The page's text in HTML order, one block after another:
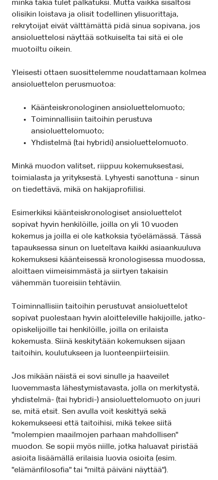
minkä takia tulet palkatuksi. Mutta vaikka sisältösi
olisikin loistava ja olisit todellinen ylisuorittaja,
rekrytoijat eivät välttämättä pidä sinua sopivana, jos
ansioluettelosi näyttää sotkuiselta tai sitä ei ole
muotoiltu oikein.
Yleisesti ottaen suosittelemme noudattamaan kolmea
ansioluettelon perusmuotoa:
Käänteiskronologinen ansioluettelomuoto;
Toiminnallisiin taitoihin perustuva
ansioluettelomuoto;
Yhdistelmä (tai hybridi) ansioluettelomuoto.
Minkä muodon valitset, riippuu kokemuksestasi,
toimialasta ja yrityksestä. Lyhyesti sanottuna - sinun
on tiedettävä, mikä on hakijaprofiilisi.
Esimerkiksi käänteiskronologiset ansioluettelot
sopivat hyvin henkilöille, joilla on yli 10 vuoden
kokemus ja joilla ei ole katkoksia työelämässä. Tässä
tapauksessa sinun on lueteltava kaikki asiaankuuluva
kokemuksesi käänteisessä kronologisessa muodossa,
aloittaen viimeisimmästä ja siirtyen takaisin
vähemmän tuoreisiin tehtäviin.
Toiminnallisiin taitoihin perustuvat ansioluettelot
sopivat puolestaan hyvin aloitteleville hakijoille, jatko-
opiskelijoille tai henkilöille, joilla on erilaista
kokemusta. Siinä keskitytään kokemuksen sijaan
taitoihin, koulutukseen ja luonteenpiirteisiin.
Jos mikään näistä ei sovi sinulle ja haaveilet
luovemmasta lähestymistavasta, jolla on merkitystä,
yhdistelmä- (tai hybridi-) ansioluettelomuoto on juuri
se, mitä etsit. Sen avulla voit keskittyä sekä
kokemukseesi että taitoihisi, mikä tekee siitä
"molempien maailmojen parhaan mahdollisen"
muodon. Se sopii myös niille, jotka haluavat piristää
asioita lisäämällä erilaisia luovia osioita (esim.
"elämänfilosofia" tai "miltä päiväni näyttää").